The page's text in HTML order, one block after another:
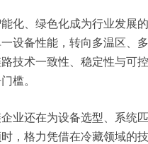
化、绿色化成为行业发展
设备性能，转向多温区、
技术一致性、稳定性与可
槛。
业还在为设备选型、系统
，格力凭借在冷藏领域的